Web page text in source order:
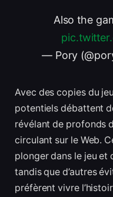
Also the
— Pory
Avec des copies du
potentiels débattent
révélant de profonds
circulant sur le Web.
plonger dans le jeu et
tandis que d’autres
préfèrent vivre